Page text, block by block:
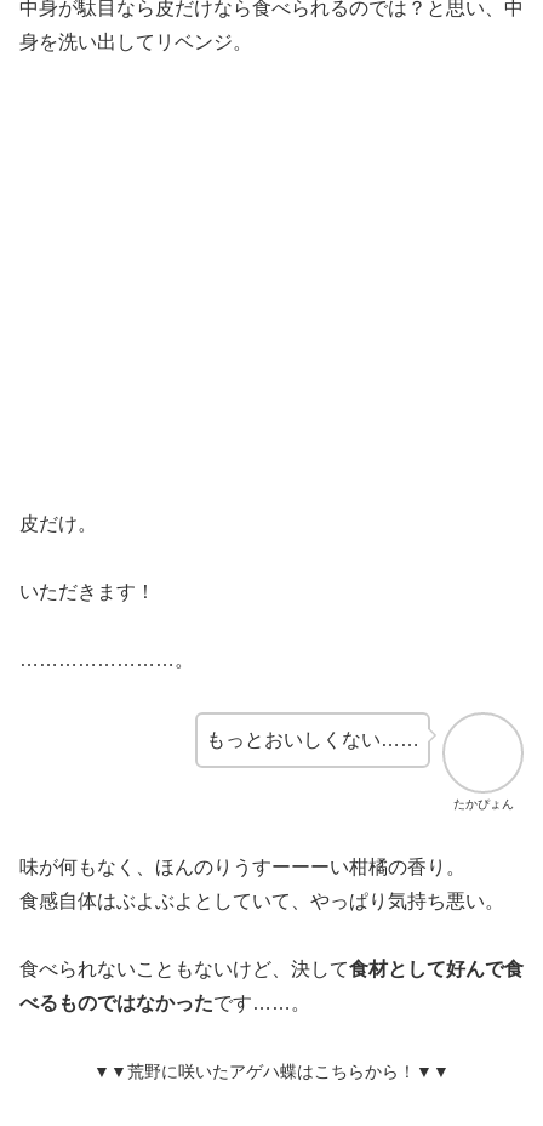
中身が駄目なら皮だけなら食べられるのでは？と思い、中
身を洗い出してリベンジ。
皮だけ。
いただきます！
……………………。
たかぴょん
もっとおいしくない……
味が何もなく、ほんのりうすーーーい柑橘の香り。
食感自体はぶよぶよとしていて、やっぱり気持ち悪い。
食べられないこともないけど、決して食材として好んで食
べるものではなかったです……。
▼▼荒野に咲いたアゲハ蝶はこちらから！▼▼